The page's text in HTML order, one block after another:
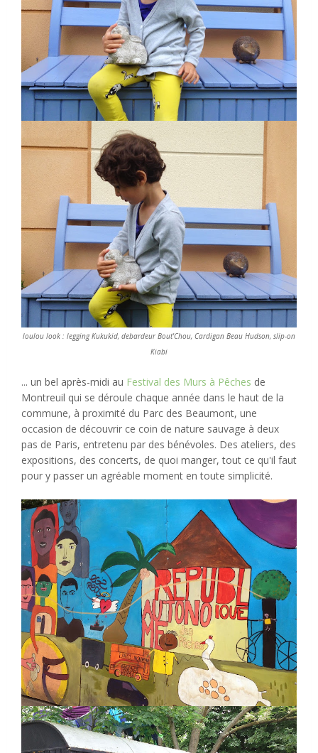
loulou look : legging Kukukid, debardeur Bout'Chou, Cardigan Beau Hudson, slip-on
Kiabi
... un bel après-midi au Festival des Murs à Pêches de
Montreuil qui se déroule chaque année dans le haut de la
commune, à proximité du Parc des Beaumont, une
occasion de découvrir ce coin de nature sauvage à deux
pas de Paris, entretenu par des bénévoles. Des ateliers, des
expositions, des concerts, de quoi manger, tout ce qu'il faut
pour y passer un agréable moment en toute simplicité.